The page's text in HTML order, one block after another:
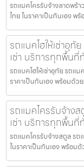
รถแมคโครรับจ้างลาดพร้า
ไทย ในราคาเป็นกันเอง
รถแบคโฮให้เช่าอุทั
เช่า บริการทุกพื้นที่
รถแบคโฮให้เช่าอุทัย รถแม
ราคาเป็นกันเอง พร้อมด้
รถแมคโครรับจ้าง
เช่า บริการทุกพื้นที่
รถแมคโครรับจ้างสตูล รถ
ในราคาเป็นกันเอง พร้อม